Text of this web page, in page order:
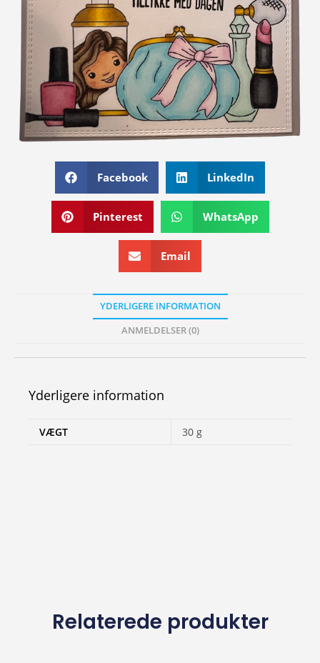
Facebook LinkedIn
Pinterest WhatsApp
Email
YDERLIGERE INFORMATION
ANMELDELSER (0)
Yderligere information
VÆGT 30 g
Relaterede produkter